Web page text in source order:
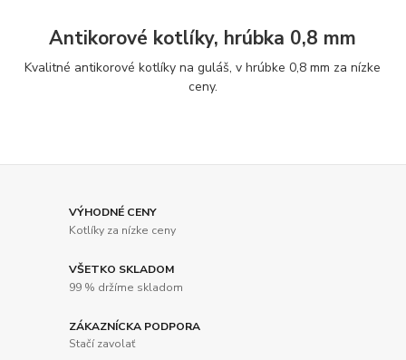
Antikorové kotlíky, hrúbka 0,8 mm
Kvalitné antikorové kotlíky na guláš, v hrúbke 0,8 mm za nízke
ceny.
VÝHODNÉ CENY
Kotlíky za nízke ceny
VŠETKO SKLADOM
99 % držíme skladom
ZÁKAZNÍCKA PODPORA
Stačí zavolať